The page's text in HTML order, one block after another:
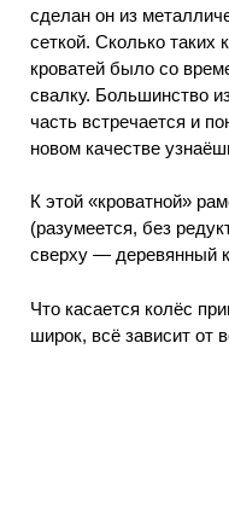
сделан он из
сеткой. Сколько таких
кроватей было со
свалку. Большинство
часть встречается и
новом качестве
К этой «кроватной»
(разумеется, без
сверху — деревянный
Что касается колёс
широк, всё зависит от